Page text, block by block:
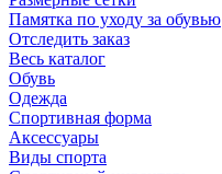
Памятка по уходу за обувью
Отследить заказ
Весь каталог
Обувь
Одежда
Спортивная форма
Аксессуары
Виды спорта